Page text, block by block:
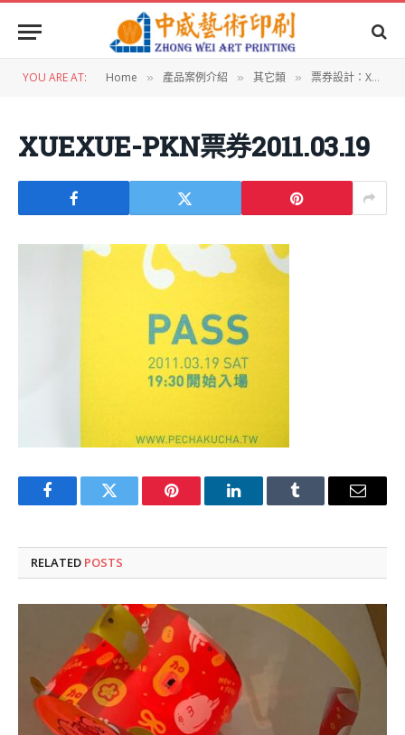
YOU ARE AT: Home » 產品案例介紹 » 其它類 » 票券設計：XUEXUE學學PKN票券
XUEXUE-PKN票券2011.03.19
FacebookTwitter Pinterest LinkedInTumblr Email
RELATED POSTS